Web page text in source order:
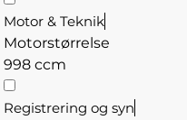
Motor & Teknik
Motorstørrelse
998 ccm
Registrering og syn